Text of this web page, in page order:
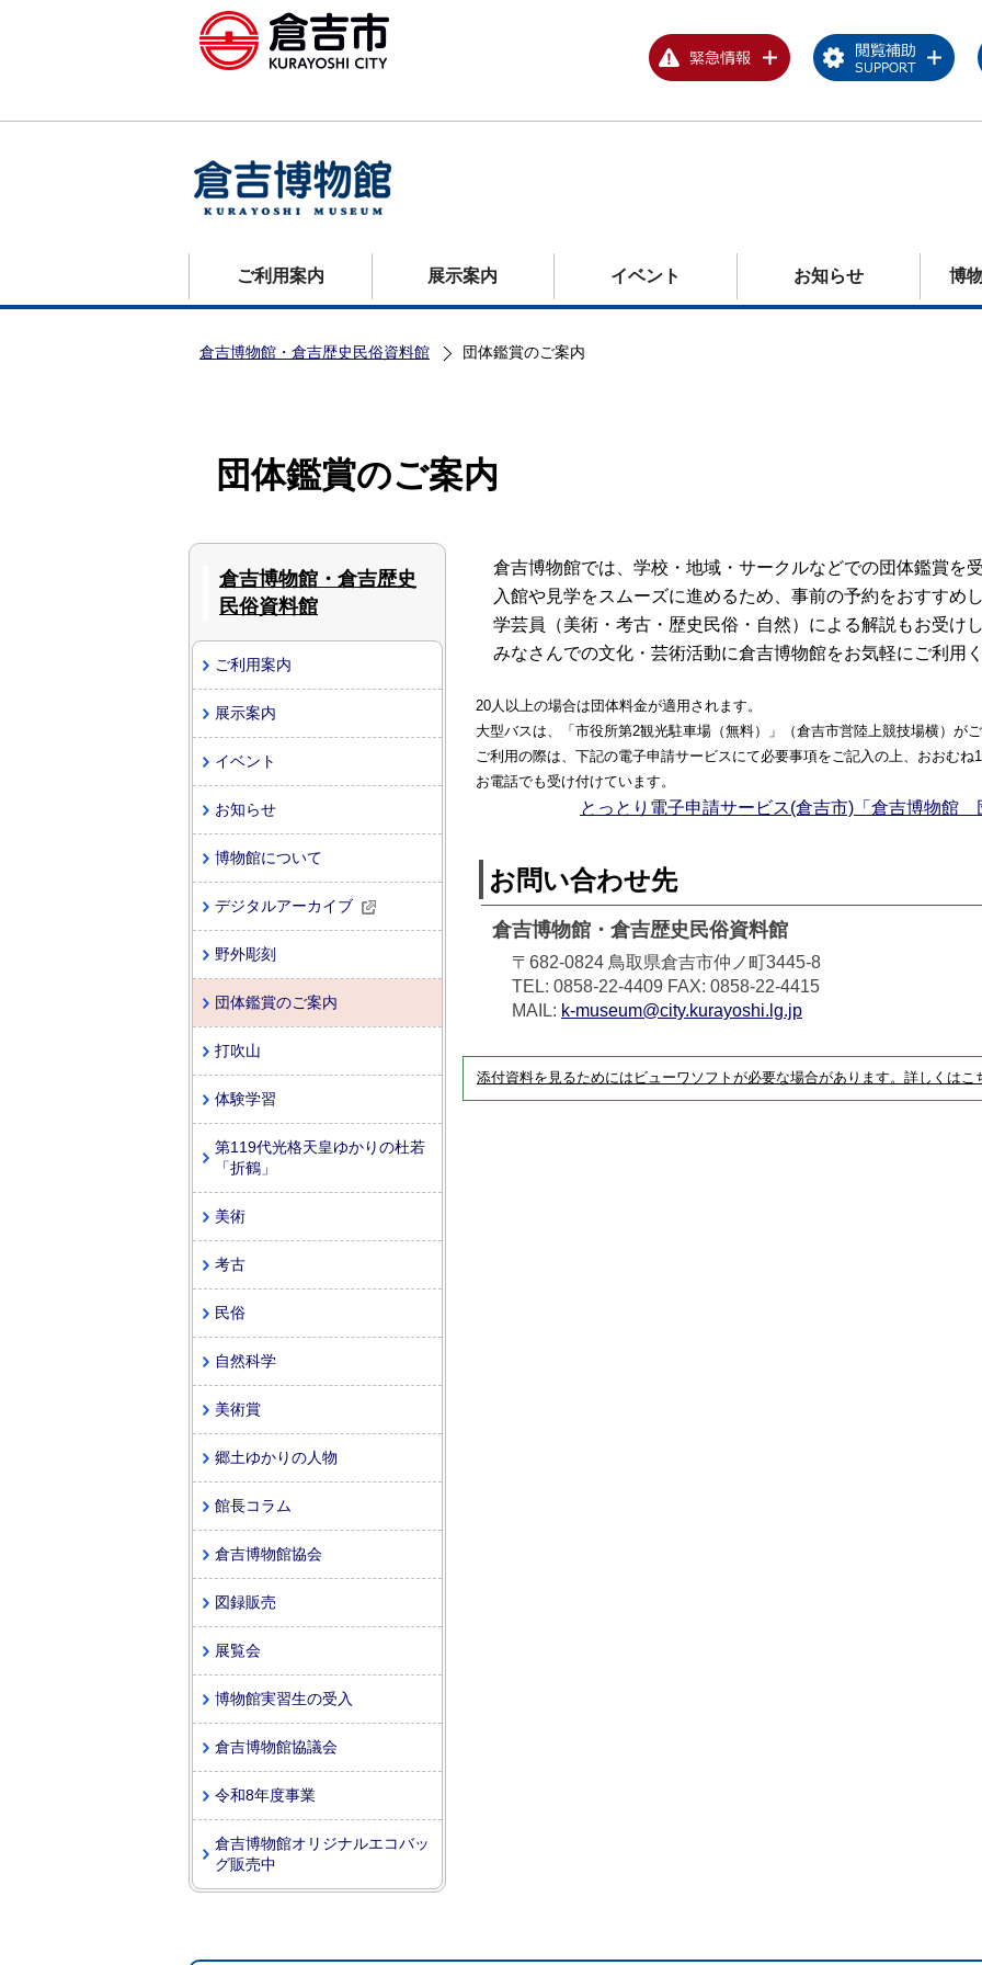
ご利用案内 展示案内 イベント お知らせ 博
倉吉博物館・倉吉歴史民俗資料館 団体鑑賞のご案内
団体鑑賞のご案内
倉吉博物館・倉吉歴史
民俗資料館
ご利用案内
展示案内
イベント
お知らせ
博物館について
デジタルアーカイブ
野外彫刻
団体鑑賞のご案内
打吹山
体験学習
第119代光格天皇ゆかりの杜若
「折鶴」
美術
考古
民俗
自然科学
美術賞
郷土ゆかりの人物
館長コラム
倉吉博物館協会
図録販売
展覧会
博物館実習生の受入
倉吉博物館協議会
令和8年度事業
倉吉博物館オリジナルエコバッ
グ販売中
倉吉博物館では、学校・地域・サークルなどでの団体鑑賞を受
入館や見学をスムーズに進めるため、事前の予約をおすすめし
学芸員（美術・考古・歴史民俗・自然）による解説もお受けし
みなさんでの文化・芸術活動に倉吉博物館をお気軽にご利用く
20人以上の場合は団体料金が適用されます。
大型バスは、「市役所第2観光駐車場（無料）」（倉吉市営陸上競技場横）がご
ご利用の際は、下記の電子申請サービスにて必要事項をご記入の上、おおむね
お電話でも受け付けています。
とっとり電子申請サービス(倉吉市)「倉吉博物館
お問い合わせ先
倉吉博物館・倉吉歴史民俗資料館
〒682-0824 鳥取県倉吉市仲ノ町3445-8
TEL: 0858-22-4409 FAX: 0858-22-4415
MAIL: k-museum@city.kurayoshi.lg.jp
添付資料を見るためにはビューワソフトが必要な場合があります。詳しくはこ